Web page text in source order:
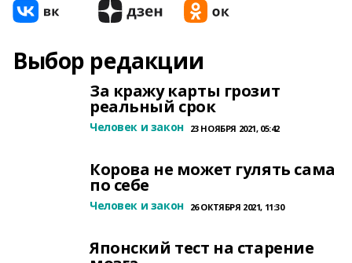
Выбор редакции
За кражу карты грозит
реальный срок
Человек и закон 23 НОЯБРЯ 2021, 05:42
Корова не может гулять сама
по себе
Человек и закон 26 ОКТЯБРЯ 2021, 11:30
Японский тест на старение